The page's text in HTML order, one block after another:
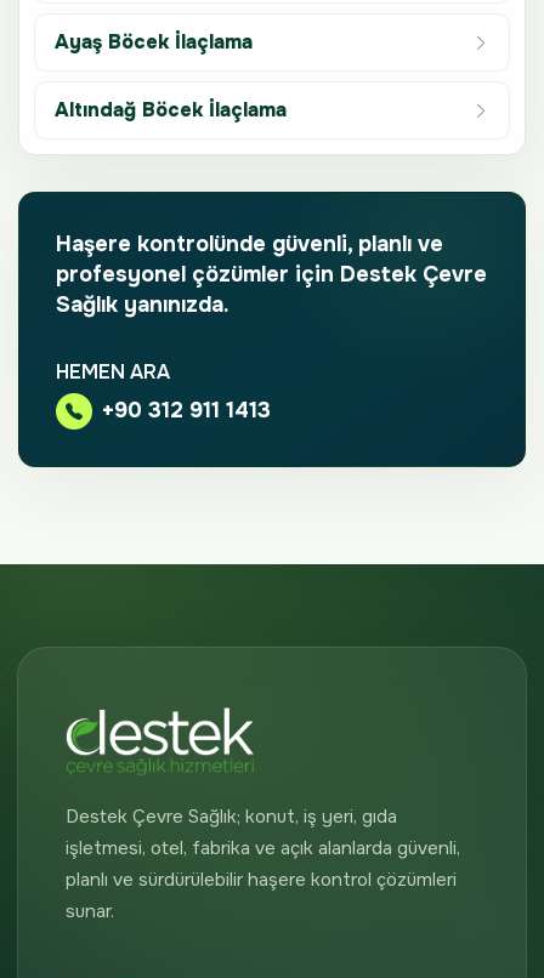
Ayaş Böcek İlaçlama
Altındağ Böcek İlaçlama
Haşere kontrolünde güvenli, planlı ve
profesyonel çözümler için Destek Çevre
Sağlık yanınızda.
HEMEN ARA
+90 312 911 1413
Destek Çevre Sağlık; konut, iş yeri, gıda
işletmesi, otel, fabrika ve açık alanlarda güvenli,
planlı ve sürdürülebilir haşere kontrol çözümleri
sunar.